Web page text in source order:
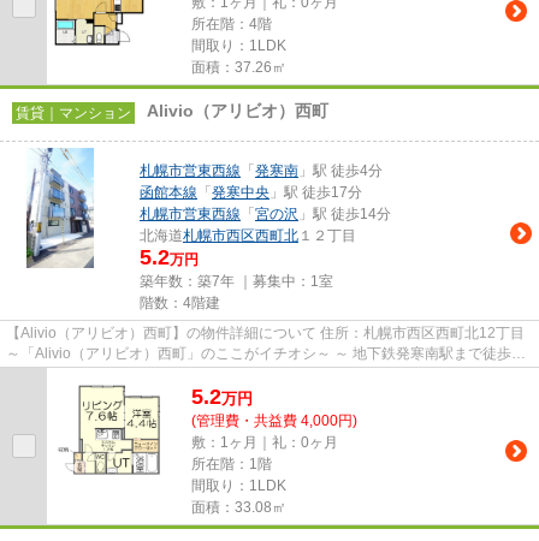
所在階：4階
間取り：1LDK
面積：37.26㎡
賃貸｜マンション Alivio（アリビオ）西町
札幌市営東西線 「 発寒南 」駅 徒歩4分
函館本線 「 発寒中央 」駅 徒歩17分
札幌市営東西線 「 宮の沢 」駅 徒歩14分
北海道札幌市西区西町北 １２丁目
5.2万円
築年数：築7年 ｜募集中： 1室
階数：4階建
【Alivio（アリビオ）西町】の物件詳細について 住所：札幌市西区西町北12丁目
～「Alivio（アリビオ）西町」のここがイチオシ～ ～ 地下鉄発寒南駅まで徒歩4
5.2万円
(管理費・共益費 4,000円)
敷：1ヶ月｜礼：0ヶ月
所在階：1階
間取り：1LDK
面積：33.08㎡